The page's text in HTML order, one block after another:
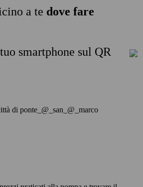
a te dove fare
smartphone sul QR
di ponte_@_san_@_marco